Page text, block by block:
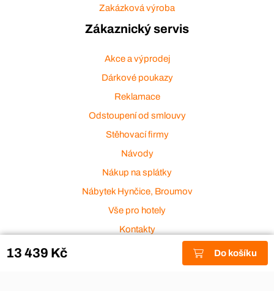
13 439 Kč Do košíku
Zakázková výroba
Zákaznický servis
Akce a výprodej
Dárkové poukazy
Reklamace
Odstoupení od smlouvy
Stěhovací firmy
Návody
Nákup na splátky
Nábytek Hynčice, Broumov
Vše pro hotely
Kontakty
Přijímáme platební karty